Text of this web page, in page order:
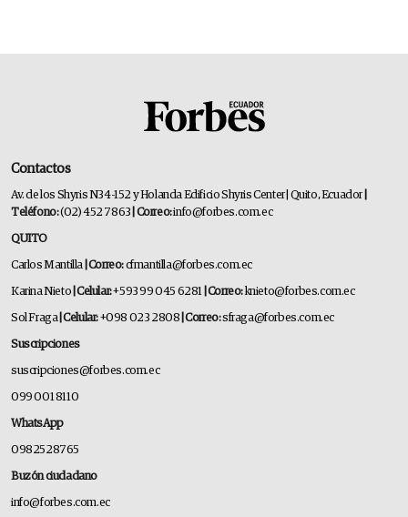
Contactos
Av. de los Shyris N34-152 y Holanda Edificio Shyris Center | Quito, Ecuador
Teléfono:(02) 452 7863 | Correo:info@forbes.com.ec
QUITO
Carlos Mantilla | Correo:cfmantilla@forbes.com.ec
Karina Nieto | Celular:+593 99 045 6281 | Correo: knieto@forbes.com.ec
Sol Fraga | Celular:+098 023 2808 | Correo:sfraga@forbes.com.ec
Suscripciones
suscripciones@forbes.com.ec
099 001 8110
WhatsApp
0982528765
Buzón ciudadano
info@forbes.com.ec